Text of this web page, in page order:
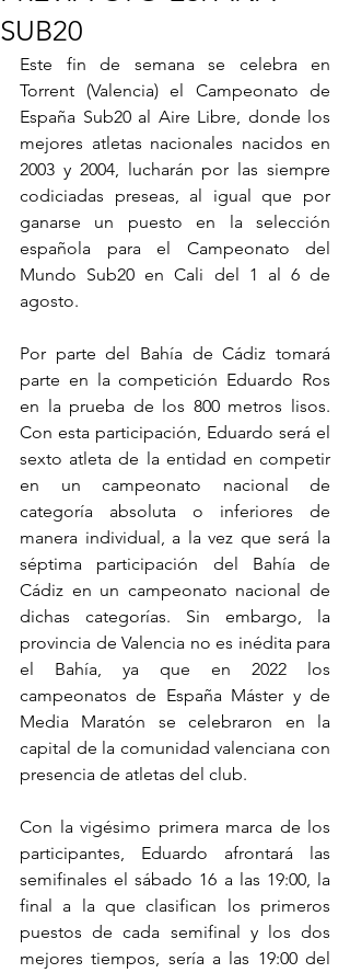
SUB20
Este fin de semana se celebra en
Torrent (Valencia) el Campeonato de
España Sub20 al Aire Libre, donde los
mejores atletas nacionales nacidos en
2003 y 2004, lucharán por las siempre
codiciadas preseas, al igual que por
ganarse un puesto en la selección
española para el Campeonato del
Mundo Sub20 en Cali del 1 al 6 de
agosto.
Por parte del Bahía de Cádiz tomará
parte en la competición Eduardo Ros
en la prueba de los 800 metros lisos.
Con esta participación, Eduardo será el
sexto atleta de la entidad en competir
en un campeonato nacional de
categoría absoluta o inferiores de
manera individual, a la vez que será la
séptima participación del Bahía de
Cádiz en un campeonato nacional de
dichas categorías. Sin embargo, la
provincia de Valencia no es inédita para
el Bahía, ya que en 2022 los
campeonatos de España Máster y de
Media Maratón se celebraron en la
capital de la comunidad valenciana con
presencia de atletas del club.
Con la vigésimo primera marca de los
participantes, Eduardo afrontará las
semifinales el sábado 16 a las 19:00, la
final a la que clasifican los primeros
puestos de cada semifinal y los dos
mejores tiempos, sería a las 19:00 del